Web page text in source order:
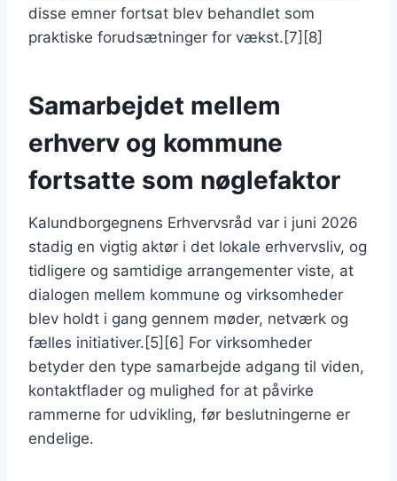
disse emner fortsat blev behandlet som
praktiske forudsætninger for vækst.[7][8]
Samarbejdet mellem
erhverv og kommune
fortsatte som nøglefaktor
Kalundborgegnens Erhvervsråd var i juni 2026
stadig en vigtig aktør i det lokale erhvervsliv, og
tidligere og samtidige arrangementer viste, at
dialogen mellem kommune og virksomheder
blev holdt i gang gennem møder, netværk og
fælles initiativer.[5][6] For virksomheder
betyder den type samarbejde adgang til viden,
kontaktflader og mulighed for at påvirke
rammerne for udvikling, før beslutningerne er
endelige.